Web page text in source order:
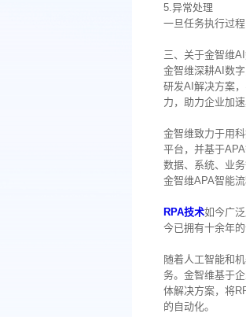
5.异常处理
一旦任务执行过
三、关于金智维
金智维深耕AI数
研发AI解决方案
力，助力企业加速
金智维致力于用
平台，并基于
数据、系统、业
金智维APA智能
RPA技术如今广
今已拥有十余年
随着人工智能和
务。金智维基于
体解决方案，将
的自动化。